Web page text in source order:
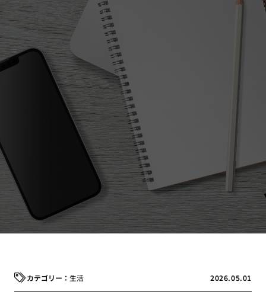
2026.05.01
生活